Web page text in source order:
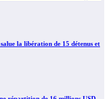
la libération de 15 détenus et